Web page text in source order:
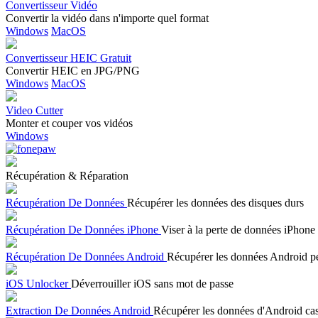
Convertisseur Vidéo
Convertir la vidéo dans n'importe quel format
Windows MacOS
Convertisseur HEIC Gratuit
Convertir HEIC en JPG/PNG
Windows MacOS
Video Cutter
Monter et couper vos vidéos
Windows
Récupération & Réparation
Récupération De Données Récupérer les données des disques durs
Récupération De Données iPhone Viser à la perte de données iPhone
Récupération De Données Android Récupérer les données Android
iOS Unlocker Déverrouiller iOS sans mot de passe
Extraction De Données Android Récupérer les données d'Android